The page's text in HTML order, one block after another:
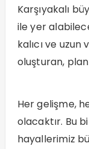
Karşıyakalı
ile yer
kalıcı ve
oluşturan,
Her gelişme,
olacaktır. Bu
hayallerimiz